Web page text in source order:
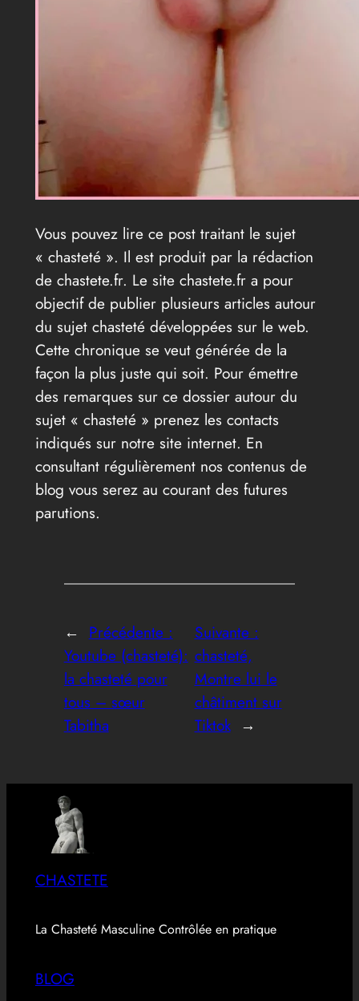
Vous pouvez lire ce post traitant le sujet
« chasteté ». Il est produit par la rédaction
de chastete.fr. Le site chastete.fr a pour
objectif de publier plusieurs articles autour
du sujet chasteté développées sur le web.
Cette chronique se veut générée de la
façon la plus juste qui soit. Pour émettre
des remarques sur ce dossier autour du
sujet « chasteté » prenez les contacts
indiqués sur notre site internet. En
consultant régulièrement nos contenus de
blog vous serez au courant des futures
parutions.
← Précédente :
Youtube (chasteté):
la chasteté pour
tous – sœur
Tabitha
Suivante :
chasteté,
Montre lui le
châtiment sur
Tiktok →
CHASTETE
La Chasteté Masculine Contrôlée en pratique
BLOG